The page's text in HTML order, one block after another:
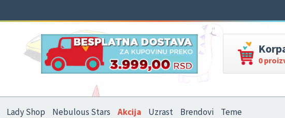
0
Lady Shop Nebulous Stars Akcija Uzrast Brendovi Teme